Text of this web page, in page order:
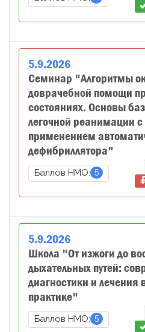
5.9.2026
Семинар "Алгоритмы
доврачебной помощи
состояниях. Основы
легочной реанимации
применением
дефибриллятора"
Баллов НМО: 5
5.9.2026
Школа "От изжоги до
дыхательных путей:
диагностики и лечения
практике"
Баллов НМО: 5